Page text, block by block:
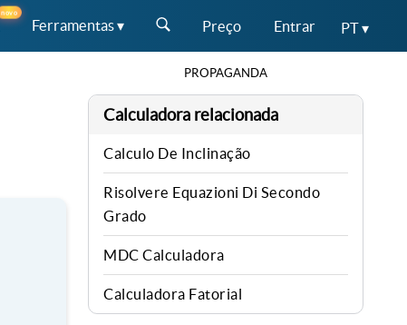
novo
Ferramentas ▾ Preço Entrar PT ▾
PROPAGANDA
Calculadora relacionada
Calculo De Inclinação
Risolvere Equazioni Di Secondo
Grado
MDC Calculadora
Calculadora Fatorial